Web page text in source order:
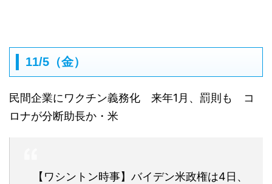
11/5（金）
民間企業にワクチン義務化 来年1月、罰則も コ
ロナが分断助長か・米
【ワシントン時事】バイデン米政権は4日、